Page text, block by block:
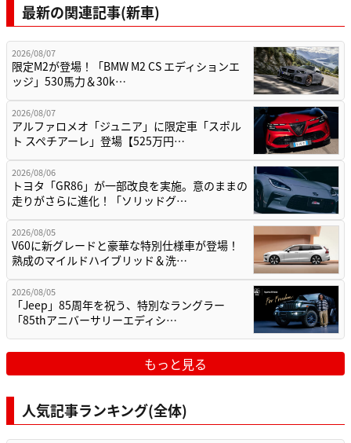
最新の関連記事(新車)
2026/08/07
限定M2が登場！「BMW M2 CS エディションエ
ッジ」530馬力＆30k…
2026/08/07
アルファロメオ「ジュニア」に限定車「スポル
ト スペチアーレ」登場【525万円…
2026/08/06
トヨタ「GR86」が一部改良を実施。意のままの
走りがさらに進化！「ソリッドグ…
2026/08/05
V60に新グレードと豪華な特別仕様車が登場！
熟成のマイルドハイブリッド＆洗…
2026/08/05
「Jeep」85周年を祝う、特別なラングラー
「85thアニバーサリーエディシ…
もっと見る
人気記事ランキング(全体)